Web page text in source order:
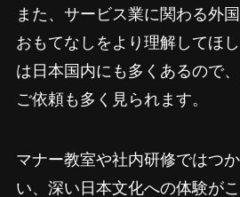
また、サービス業に関わる外
おもてなしをより理解してほ
は日本国内にも多くあるので
ご依頼も多く見られます。
マナー教室や社内研修ではつ
い、深い日本文化への体験が